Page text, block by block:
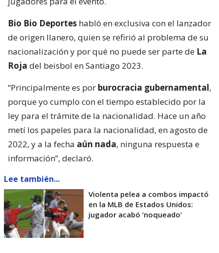
Bio Bio Deportes habló en exclusiva con el lanzador
de origen llanero, quien se refirió al problema de su
nacionalización y por qué no puede ser parte de La
Roja del beisbol en Santiago 2023.
“Principalmente es por burocracia gubernamental,
porque yo cumplo con el tiempo establecido por la
ley para el trámite de la nacionalidad. Hace un año
metí los papeles para la nacionalidad, en agosto de
2022, y a la fecha aún nada, ninguna respuesta e
información”, declaró.
Lee también...
Violenta pelea a combos impactó
en la MLB de Estados Unidos:
jugador acabó ’noqueado’